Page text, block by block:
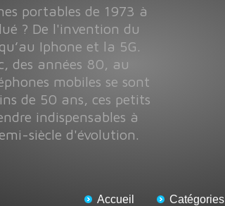
portables de 1973 à
? De l'invention du
Iphone et la 5G.
des années 80, au
mobiles se sont
de 50 ans, ces petits
indispensables à
siècle d'évolution.
Accueil Catégories